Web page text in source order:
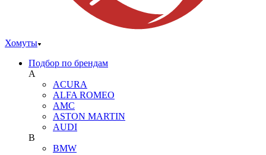
Хомуты
Подбор по брендам
A
ACURA
ALFA ROMEO
AMC
ASTON MARTIN
AUDI
B
BMW